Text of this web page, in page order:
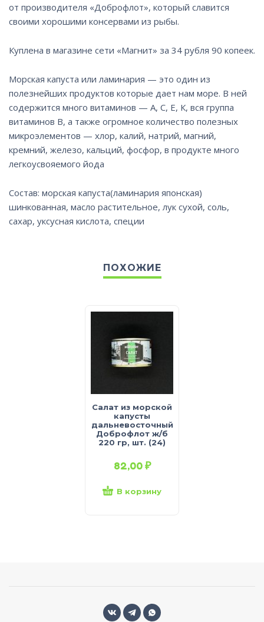
от производителя «Доброфлот», который славится
своими хорошими консервами из рыбы.
Куплена в магазине сети «Магнит» за 34 рубля 90 копеек.
Морская капуста или ламинария — это один из
полезнейших продуктов которые дает нам море. В ней
содержится много витаминов — А, С, Е, К, вся группа
витаминов В, а также огромное количество полезных
микроэлементов — хлор, калий, натрий, магний,
кремний, железо, кальций, фосфор, в продукте много
легкоусвояемого йода
Состав: морская капуста(ламинария японская)
шинкованная, масло растительное, лук сухой, соль,
сахар, уксусная кислота, специи
ПОХОЖИЕ
Салат из морской
капусты
дальневосточный
Доброфлот ж/б
220 гр, шт. (24)
82,00₽
В корзину